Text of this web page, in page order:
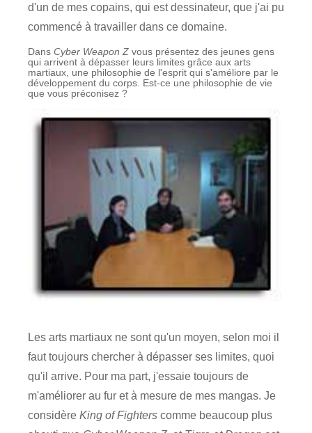
d'un de mes copains, qui est dessinateur, que j'ai pu
commencé à travailler dans ce domaine.
Dans Cyber Weapon Z vous présentez des jeunes gens
qui arrivent à dépasser leurs limites grâce aux arts
martiaux, une philosophie de l'esprit qui s'améliore par le
développement du corps. Est-ce une philosophie de vie
que vous préconisez ?
Les arts martiaux ne sont qu'un moyen, selon moi il
faut toujours chercher à dépasser ses limites, quoi
qu'il arrive. Pour ma part, j'essaie toujours de
m'améliorer au fur et à mesure de mes mangas. Je
considère King of Fighters comme beaucoup plus